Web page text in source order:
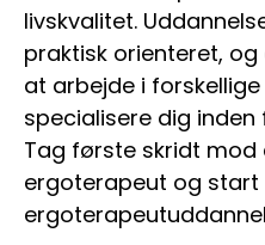
livskvalitet.
praktisk orienteret,
at arbejde i
specialisere dig
Tag første skridt
ergoterapeut og start